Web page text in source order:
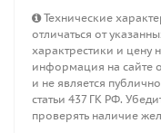
Технические
отличаться от
характрестики и цену
информация на сайте
и не является
статьи 437 ГК РФ.
проверять наличие